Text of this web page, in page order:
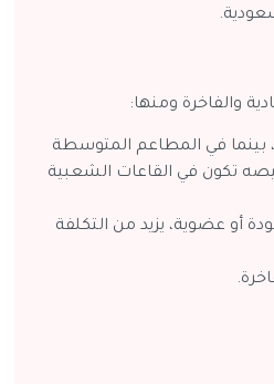
والفاخرة ومنها:
بينما في المطاعم المتوسطة
تكون في القاعات الشعبية
أو عضوية، يزيد من التكلفة